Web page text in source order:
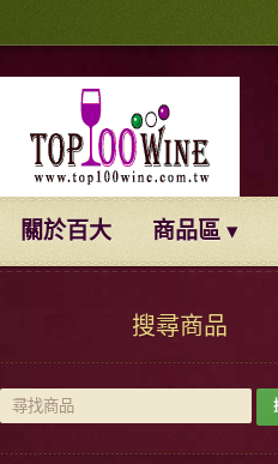
關於百大 商品區
搜尋商品